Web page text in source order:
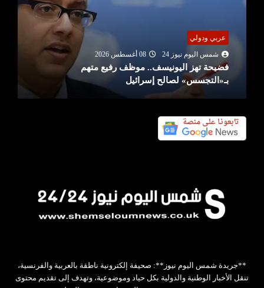
عربي ودولي
شمس اليوم نيوز 24
08 أغسطس 2026
فضيحة تهز اليونيسف.. موظف رفيع متهم
بـ«التجسس» لصالح إسرائيل
**جريدة شمس اليوم نيوز**: صحيفة إلكترونية ناطقة بالعربية والفرنسية،
تنقل الأخبار الوطنية والدولية بكل حياد وموضوعية، وتهدف إلى تقديم محتوى